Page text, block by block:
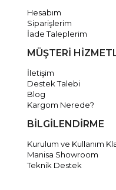
Hesabım
Siparişlerim
İade Taleplerim
MÜŞTERİ
İletişim
Destek Talebi
Blog
Kargom Nerede?
BİLGİLENDİRME
Kurulum ve Kullanım
Manisa Showroom
Teknik Destek